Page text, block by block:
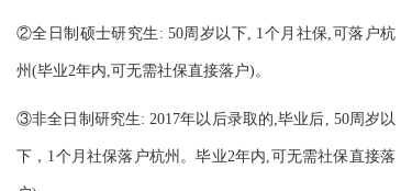
②全日制硕士研究生: 50周岁以下, 1个月社保,可落户杭
州(毕业2年内,可无需社保直接落户)。
③非全日制研究生: 2017年以后录取的,毕业后, 50周岁以
下，1个月社保落户杭州。毕业2年内,可无需社保直接落